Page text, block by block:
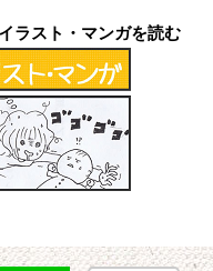
ラスト・マンガを読む